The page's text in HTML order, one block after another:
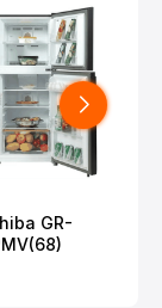
một sản
GR-